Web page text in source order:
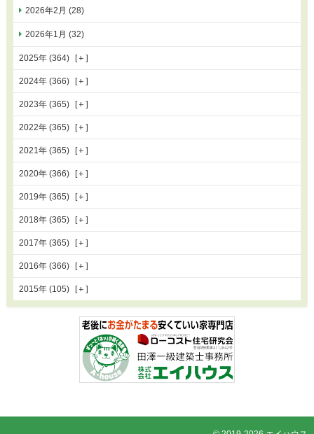
2026年2月 (28)
2026年1月 (32)
2025年 (364)
2024年 (366)
2023年 (365)
2022年 (365)
2021年 (365)
2020年 (366)
2019年 (365)
2018年 (365)
2017年 (365)
2016年 (366)
2015年 (105)